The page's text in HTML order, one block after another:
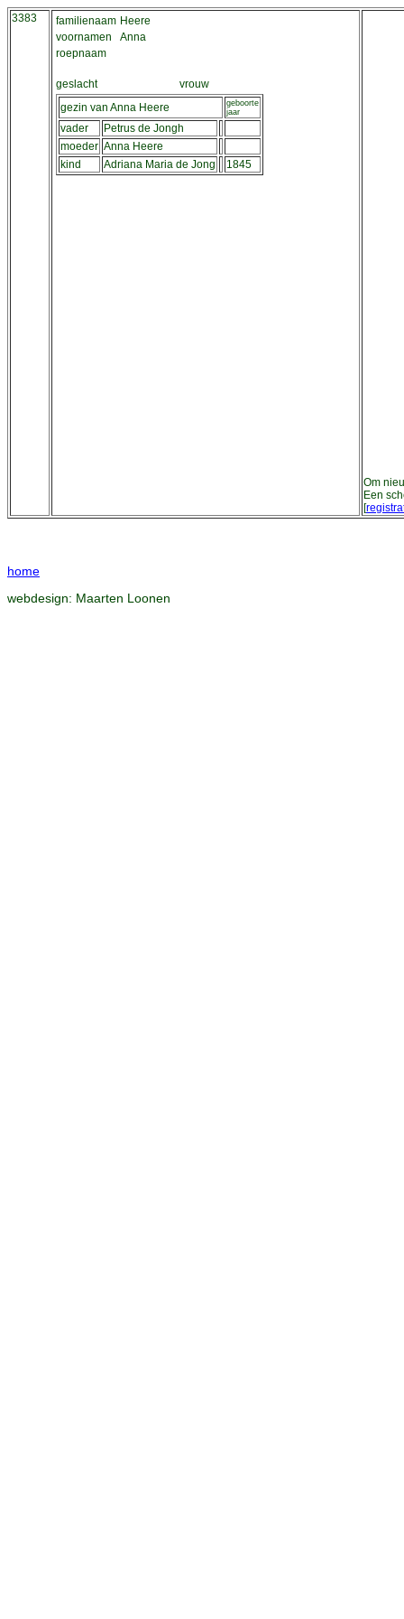
3383 familienaam Heere
voornamen
Anna
roepnaam
geslacht
vrouw
gezin van Anna Heere
geboorte
jaar
vader
Petrus de Jongh
moeder Anna Heere
kind
Adriana Maria de Jong 1845
Om
Een
[
home
webdesign: Maarten Loonen